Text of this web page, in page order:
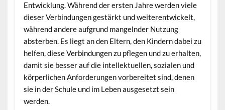
Entwicklung. Während der ersten Jahre werden viele
dieser Verbindungen gestärkt und weiterentwickelt,
während andere aufgrund mangelnder Nutzung
absterben. Es liegt an den Eltern, den Kindern dabei zu
helfen, diese Verbindungen zu pflegen und zu erhalten,
damit sie besser auf die intellektuellen, sozialen und
körperlichen Anforderungen vorbereitet sind, denen
sie in der Schule und im Leben ausgesetzt sein
werden.